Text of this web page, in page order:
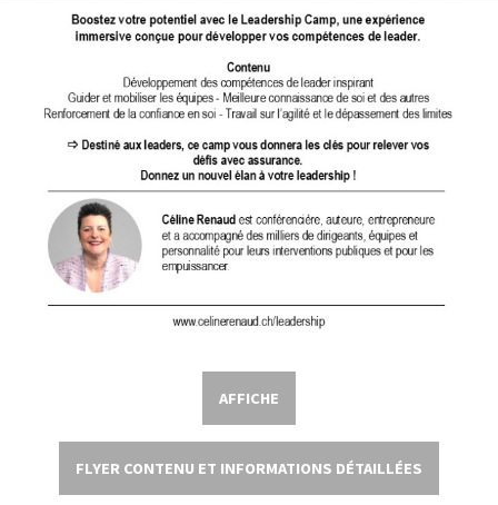
AFFICHE
FLYER CONTENU ET INFORMATIONS DÉTAILLÉES